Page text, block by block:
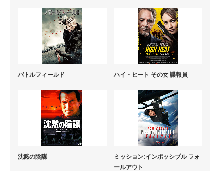
バトルフィールド ハイ・ヒート その女 諜報員
沈黙の陰謀
ミッション:インポッシブル フォ
ールアウト